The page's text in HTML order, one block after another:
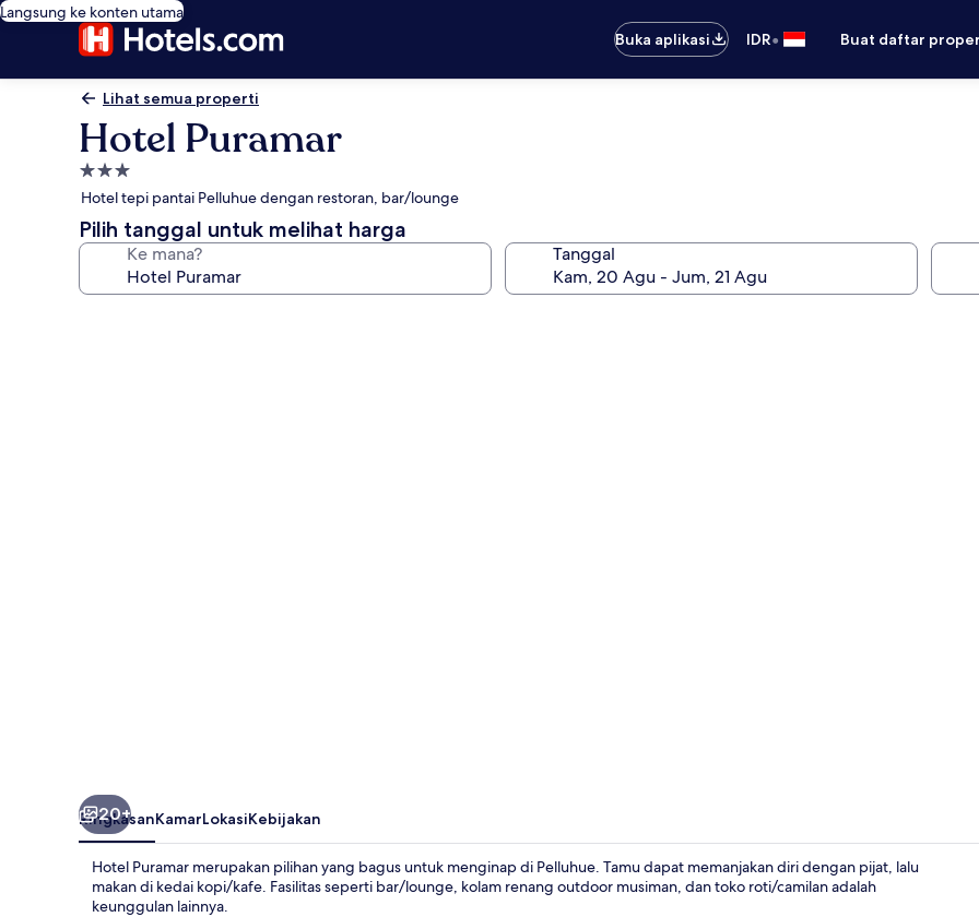
Langsung ke konten utama
Buka aplikasi
IDR• Buat daftar
Lihat semua properti
Hotel Puramar
Properti
bintang
3.0
Hotel tepi pantai Pelluhue dengan restoran, bar/lounge
Pilih tanggal untuk melihat harga
Ke mana? Tanggal
20+
RingkasanKamarLokasiKebijakan
Hotel Puramar merupakan pilihan yang bagus untuk menginap di Pelluhue. Tamu dapat memanjakan diri dengan pijat, lalu
makan di kedai kopi/kafe. Fasilitas seperti bar/lounge, kolam renang outdoor musiman, dan toko roti/camilan adalah
keunggulan lainnya.